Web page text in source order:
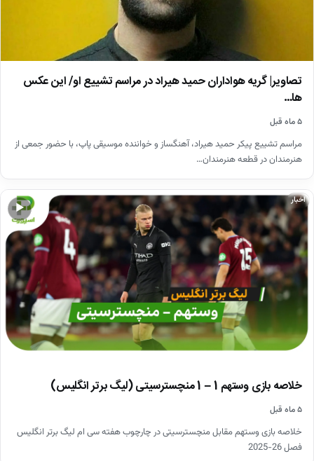
تصاویر| گریه هواداران حمید هیراد در مراسم تشییع او/ این عکس
ها…
۵ ماه قبل
مراسم تشییع پیکر حمید هیراد، آهنگساز و خواننده موسیقی پاپ، با حضور جمعی از
هنرمندان در قطعه هنرمندان…
▶
اخبار
خلاصه بازی وستهم 1 – 1 منچسترسیتی (لیگ برتر انگلیس)
۵ ماه قبل
خلاصه بازی وستهم مقابل منچسترسیتی در چارچوب هفته سی ام لیگ برتر انگلیس
فصل 26-2025